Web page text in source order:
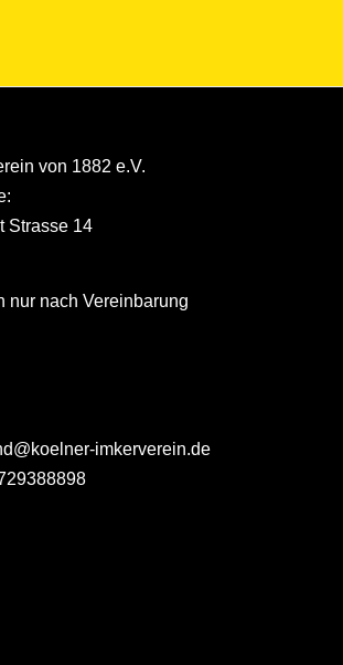
von 1882 e.V.
Strasse 14
nur nach Vereinbarung
imkerverein.de